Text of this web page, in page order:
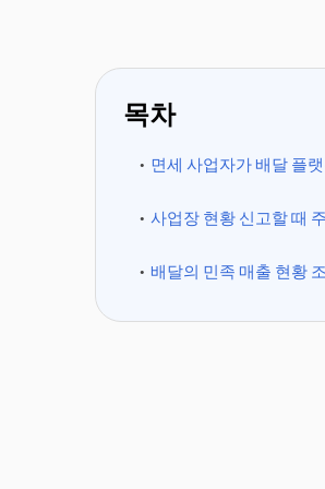
목차
면세 사업자가 배달 플
사업장 현황 신고할 때
배달의 민족 매출 현황